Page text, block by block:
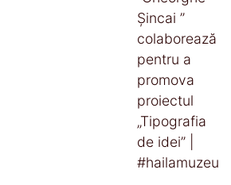
Șincai ”
colaborează
pentru a
promova
proiectul
„Tipografia
de idei” |
#hailamuzeu